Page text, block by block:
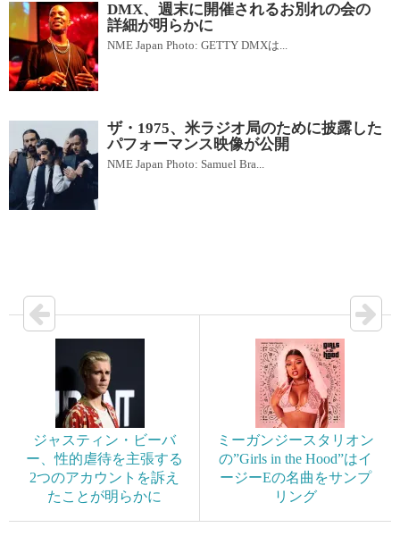
DMX、週末に開催されるお別れの会の
詳細が明らかに
NME Japan Photo: GETTY DMXは...
ザ・1975、米ラジオ局のために披露した
パフォーマンス映像が公開
NME Japan Photo: Samuel Bra...
ジャスティン・ビーバ
ー、性的虐待を主張する
2つのアカウントを訴え
たことが明らかに
ミーガンジースタリオン
の”Girls in the Hood”はイ
ージーEの名曲をサンプ
リング